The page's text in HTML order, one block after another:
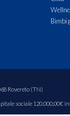
Bimbi
Rovereto (TN)
sociale